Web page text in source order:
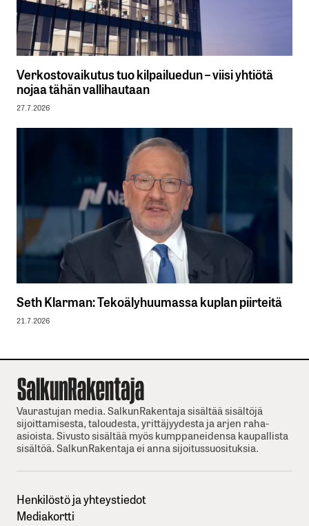
Verkostovaikutus tuo kilpailuedun – viisi yhtiötä
nojaa tähän vallihautaan
27.7.2026
Seth Klarman: Tekoälyhuumassa kuplan piirteitä
21.7.2026
Vaurastujan media. SalkunRakentaja sisältää sisältöjä
sijoittamisesta, taloudesta, yrittäjyydesta ja arjen raha-
asioista. Sivusto sisältää myös kumppaneidensa kaupallista
sisältöä. SalkunRakentaja ei anna sijoitussuosituksia.
Henkilöstö ja yhteystiedot
Mediakortti